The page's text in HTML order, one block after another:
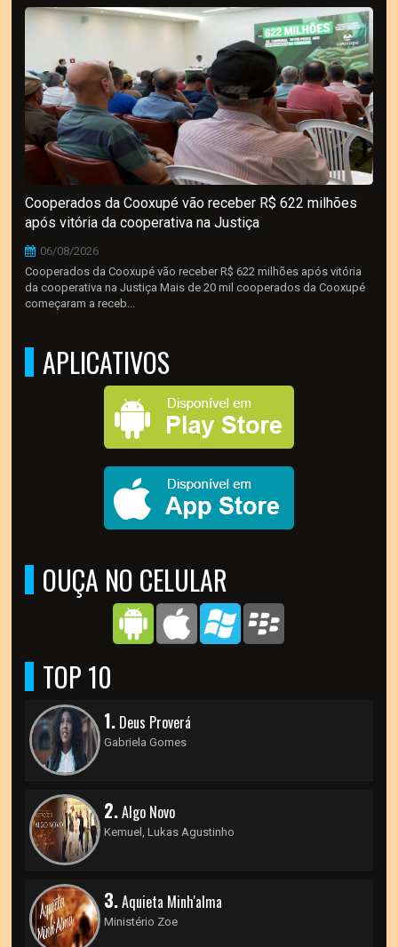
Cooperados da Cooxupé vão receber R$ 622 milhões
após vitória da cooperativa na Justiça
06/08/2026
Cooperados da Cooxupé vão receber R$ 622 milhões após vitória
da cooperativa na Justiça Mais de 20 mil cooperados da Cooxupé
começaram a receb...
APLICATIVOS
OUÇA NO CELULAR
TOP 10
1. Deus Proverá
Gabriela Gomes
2.Algo Novo
Kemuel, Lukas Agustinho
3.Aquieta Minh'alma
Ministério Zoe